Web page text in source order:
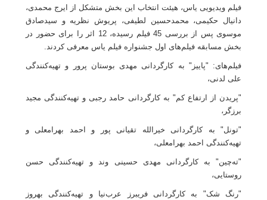
فیلم ویدیویی یاس، هیئت انتخاب این بخش متشکل از ایرج محمدی،
دانیال حکیمی، محمدحسین لطیفی، پریوش نظریه و سیدصادق
موسوی پس از بررسی 45 فیلم رسیده، 12 اثر را برای حضور در
بخش مسابقه فیلم‌های اول جشنواره فیلم یاس معرفی کردند.
فیلم‌های: "پاییز" به کارگردانی مهدی بوستان پرور و تهیه‌کنندگی
علی لدنی،
"پریدن از ارتفاع کم" به کارگردانی حامد رجبی و تهیه‌کنندگی مجید
برزگر،
"تونل" به کارگردانی خیرالله تقیانی پور و احمد بهرامعلی و
تهیه‌کنندگی احمد بهرامعلی،
"ته‌چین" به کارگردانی مهدی حسینی وند و تهیه‌کنندگی حسن
روستایی،
"رنگ شک" به کارگردانی فریبرز عرب‌نیا و تهیه‌کنندگی بهروز